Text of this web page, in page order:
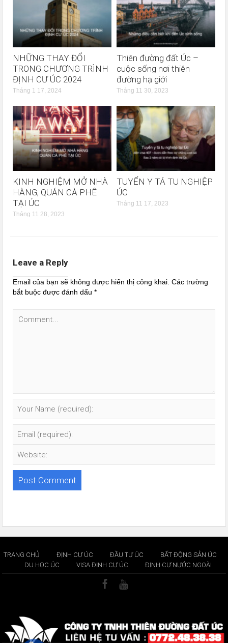
NHỮNG THAY ĐỔI
TRONG CHƯƠNG TRÌNH
ĐỊNH CƯ ÚC 2024
Tháng 1 17, 2024
Thiên đường đất Úc –
cuộc sống nơi thiên
đường hạ giới
Tháng 11 30, 2023
KINH NGHIỆM MỞ NHÀ
HÀNG, QUÁN CÀ PHÊ
TẠI ÚC
Tháng 11 28, 2023
TUYỂN Y TÁ TU NGHIỆP
ÚC
Tháng 11 17, 2023
Leave a Reply
Email của bạn sẽ không được hiển thị công khai. Các trường
bắt buộc được đánh dấu*
TRANG CHỦ ĐỊNH CƯ ÚC ĐẦU TƯ ÚC
BẤT ĐỘNG SẢN ÚC
DU HỌC ÚC
VISA ĐỊNH CƯ ÚC ĐỊNH CƯ NƯỚC NGOÀI